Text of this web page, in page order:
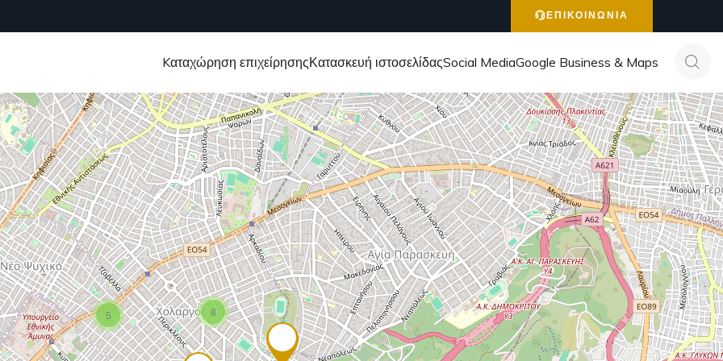
ΕΠΙΚΟΙΝΩΝΙΑ
Kαταχώρηση επιχείρησηςΚατασκευή ιστοσελίδαςSocial MediaGoogle Business & Maps
5 8